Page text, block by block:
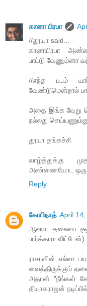
கானா பிரபா
//தூயா said...
கானாபிரபா
பாட்டு வேணும்னா
//எந்த படம் யார்
வேண்டுமென்றால்
அதை இங்க வேறு
நல்லது
தூயா தங்கச்சி
வாழ்த்துக்கு
அண்ணையோட ஒரு
Reply
கோபிநாத் April
ஆஹா...தலைவா
பார்க்காம விட்டேன்)
ராசாவின் எல்லா
வைத்திருக்கும்
அதான் "நீங்கள்
தியாகராஜன்